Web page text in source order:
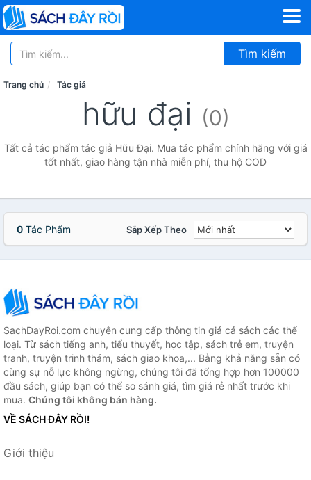
Tìm kiếm
Trang chủ Tác giả
hữu đại (0)
Tất cả tác phẩm tác giả Hữu Đại. Mua tác phẩm chính hãng với giá
tốt nhất, giao hàng tận nhà miễn phí, thu hộ COD
0 Tác Phẩm Sắp Xếp Theo
SachDayRoi.com chuyên cung cấp thông tin giá cả sách các thể
loại. Từ sách tiếng anh, tiểu thuyết, học tập, sách trẻ em, truyện
tranh, truyện trinh thám, sách giao khoa,... Bằng khả năng sẵn có
cùng sự nỗ lực không ngừng, chúng tôi đã tổng hợp hơn 100000
đầu sách, giúp bạn có thể so sánh giá, tìm giá rẻ nhất trước khi
mua. Chúng tôi không bán hàng.
VỀ SÁCH ĐÂY RỒI!
Giới thiệu